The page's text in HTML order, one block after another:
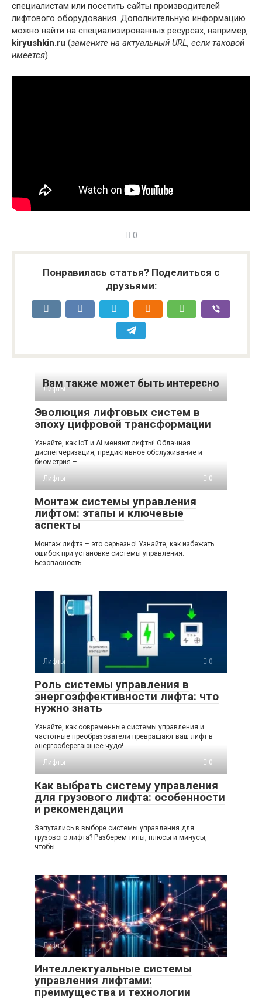
специалистам или посетить сайты производителей
лифтового оборудования. Дополнительную информацию
можно найти на специализированных ресурсах‚ например‚
kiryushkin.ru (замените на актуальный URL‚ если таковой
имеется).
0
Понравилась статья? Поделиться с
друзьями:
Вам также может быть интересно
Лифты 0
Эволюция лифтовых систем в
эпоху цифровой трансформации
Узнайте, как IoT и AI меняют лифты! Облачная
диспетчеризация, предиктивное обслуживание и
биометрия –
Лифты
0
Монтаж системы управления
лифтом: этапы и ключевые
аспекты
Монтаж лифта – это серьезно! Узнайте, как избежать
ошибок при установке системы управления.
Безопасность
Лифты 0
Роль системы управления в
энергоэффективности лифта: что
нужно знать
Узнайте, как современные системы управления и
частотные преобразователи превращают ваш лифт в
энергосберегающее чудо!
Лифты
0
Как выбрать систему управления
для грузового лифта: особенности
и рекомендации
Запутались в выборе системы управления для
грузового лифта? Разберем типы, плюсы и минусы,
чтобы
Лифты 0
Интеллектуальные системы
управления лифтами:
преимущества и технологии